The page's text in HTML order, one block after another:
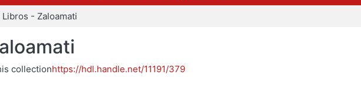
Libros - Zaloamati
collectionhttps://hdl.handle.net/11191/379